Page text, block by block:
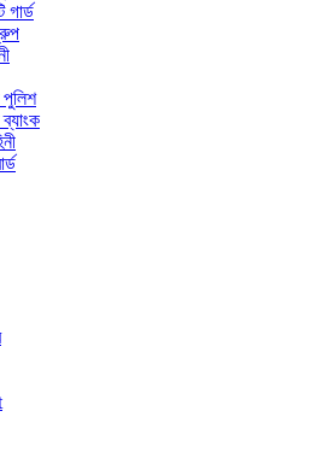
গার্ড
পুলিশ
ব্যাংক